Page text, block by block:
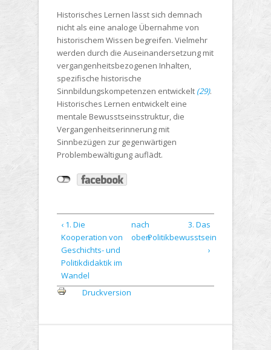
Historisches Lernen lässt sich demnach
nicht als eine analoge Übernahme von
historischem Wissen begreifen. Vielmehr
werden durch die Auseinandersetzung mit
vergangenheitsbezogenen Inhalten,
spezifische historische
Sinnbildungskompetenzen entwickelt (29).
Historisches Lernen entwickelt eine
mentale Bewusstseinsstruktur, die
Vergangenheitserinnerung mit
Sinnbezügen zur gegenwärtigen
Problembewältigung auflädt.
‹ 1. Die
Kooperation von
Geschichts- und
Politikdidaktik im
Wandel
nach
oben
3. Das
Politikbewusstsein
›
Druckversion